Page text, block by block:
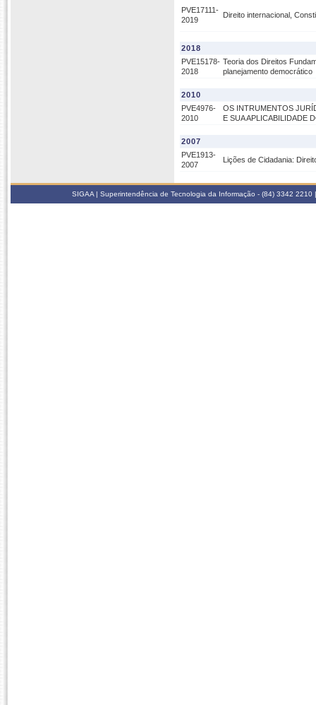
PVE17111-
2019
Direito internacional,
2018
PVE15178-
2018
Teoria dos Direitos
planejamento democrático
2010
PVE4976-
2010
OS INTRUMENTOS
E SUA APLICABILIDADE
2007
PVE1913-
2007
Lições de Cidadania:
SIGAA | Superintendência de Tecnologia da Informação - (84) 3342